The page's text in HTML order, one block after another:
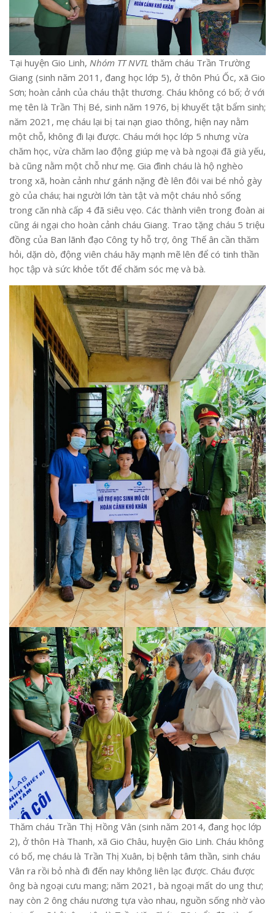
Tại huyện Gio Linh, Nhóm TT NVTL thăm cháu Trần Trường
Giang (sinh năm 2011, đang học lớp 5), ở thôn Phú Ốc, xã Gio
Sơn; hoàn cảnh của cháu thật thương. Cháu không có bố; ở với
mẹ tên là Trần Thị Bé, sinh năm 1976, bị khuyết tật bẩm sinh;
năm 2021, mẹ cháu lại bị tai nạn giao thông, hiện nay nằm
một chỗ, không đi lại được. Cháu mới học lớp 5 nhưng vừa
chăm học, vừa chăm lao động giúp mẹ và bà ngoại đã già yếu,
bà cũng nằm một chỗ như mẹ. Gia đình cháu là hộ nghèo
trong xã, hoàn cảnh như gánh nặng đè lên đôi vai bé nhỏ gày
gò của cháu; hai người lớn tàn tật và một cháu nhỏ sống
trong căn nhà cấp 4 đã siêu vẹo. Các thành viên trong đoàn ai
cũng ái ngại cho hoàn cảnh cháu Giang. Trao tặng cháu 5 triệu
đồng của Ban lãnh đạo Công ty hỗ trợ, ông Thế ân cần thăm
hỏi, dặn dò, động viên cháu hãy mạnh mẽ lên để có tinh thần
học tập và sức khỏe tốt để chăm sóc mẹ và bà.
Thăm cháu Trần Thị Hồng Vân (sinh năm 2014, đang học lớp
2), ở thôn Hà Thanh, xã Gio Châu, huyện Gio Linh. Cháu không
có bố, mẹ cháu là Trần Thị Xuân, bị bệnh tâm thần, sinh cháu
Vân ra rồi bỏ nhà đi đến nay không liên lạc được. Cháu được
ông bà ngoại cưu mang; năm 2021, bà ngoại mất do ung thư;
nay còn 2 ông cháu nương tựa vào nhau, nguồn sống nhờ vào